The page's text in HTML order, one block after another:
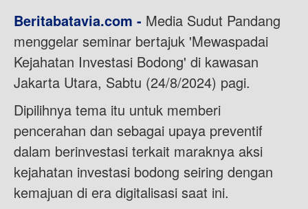
Beritabatavia.com - Media Sudut Pandang
menggelar seminar bertajuk 'Mewaspadai
Kejahatan Investasi Bodong' di kawasan
Jakarta Utara, Sabtu (24/8/2024) pagi.
Dipilihnya tema itu untuk memberi
pencerahan dan sebagai upaya preventif
dalam berinvestasi terkait maraknya aksi
kejahatan investasi bodong seiring dengan
kemajuan di era digitalisasi saat ini.